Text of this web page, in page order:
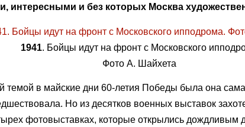
интересными и без которых Москва
1941. Бойцы идут на фронт с Московского
Фото А. Шайхета
темой в майские дни 60-летия Победы была она
Но из десятков военных выставок
фотовыставках, которые открылись дождливым